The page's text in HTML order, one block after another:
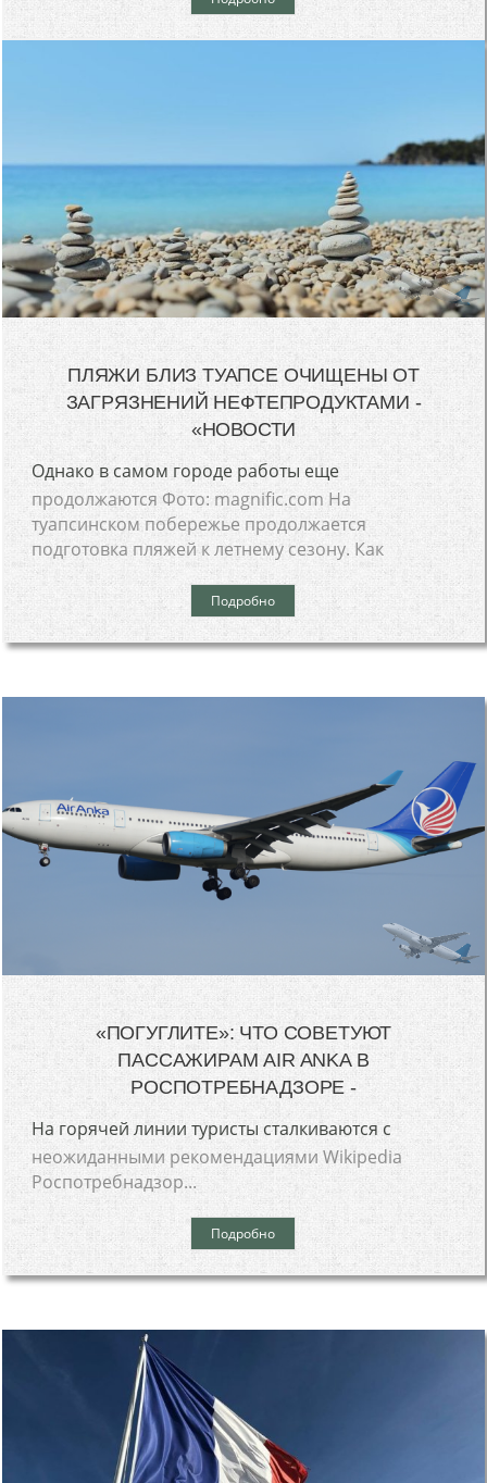
ПЛЯЖИ БЛИЗ ТУАПСЕ ОЧИЩЕНЫ ОТ
ЗАГРЯЗНЕНИЙ НЕФТЕПРОДУКТАМИ -
«НОВОСТИ
Однако в самом городе работы еще
продолжаются Фото: magnific.com На
туапсинском побережье продолжается
подготовка пляжей к летнему сезону. Как
Подробно
«ПОГУГЛИТЕ»: ЧТО СОВЕТУЮТ
ПАССАЖИРАМ AIR ANKA В
РОСПОТРЕБНАДЗОРЕ -
На горячей линии туристы сталкиваются с
неожиданными рекомендациями Wikipedia
Роспотребнадзор...
Подробно